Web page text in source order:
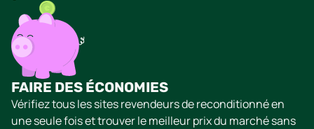
FAIRE DES ÉCONOMIES
Vérifiez tous les sites revendeurs de reconditionné en
une seule fois et trouver le meilleur prix du marché sans